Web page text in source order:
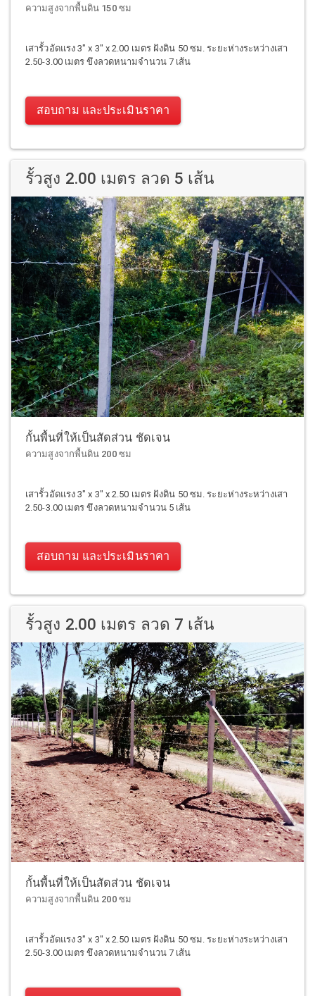
ความสูงจากพื้นดิน 150 ซม
เสารั้วอัดแรง 3" x 3" x 2.00 เมตร ฝังดิน 50 ซม. ระยะห่างระหว่างเสา
2.50-3.00 เมตร ขึงลวดหนามจำนวน 7 เส้น
สอบถาม และประเมินราคา
รั้วสูง 2.00 เมตร ลวด 5 เส้น
กั้นพื้นที่ให้เป็นสัดส่วน ชัดเจน
ความสูงจากพื้นดิน 200 ซม
เสารั้วอัดแรง 3" x 3" x 2.50 เมตร ฝังดิน 50 ซม. ระยะห่างระหว่างเสา
2.50-3.00 เมตร ขึงลวดหนามจำนวน 5 เส้น
สอบถาม และประเมินราคา
รั้วสูง 2.00 เมตร ลวด 7 เส้น
กั้นพื้นที่ให้เป็นสัดส่วน ชัดเจน
ความสูงจากพื้นดิน 200 ซม
เสารั้วอัดแรง 3" x 3" x 2.50 เมตร ฝังดิน 50 ซม. ระยะห่างระหว่างเสา
2.50-3.00 เมตร ขึงลวดหนามจำนวน 7 เส้น